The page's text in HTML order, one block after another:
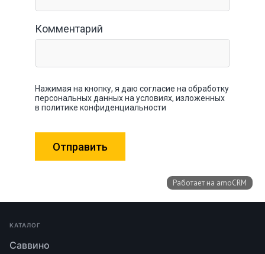
КАТАЛОГ
Саввино